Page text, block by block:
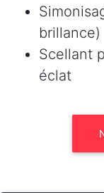
brillance)
Scellant
éclat